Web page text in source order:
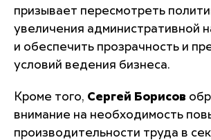
призывает пересмотреть
увеличения административной
и обеспечить прозрачность и
условий ведения бизнеса.
Кроме того, Сергей Борисов
внимание на необходимость
производительности труда в